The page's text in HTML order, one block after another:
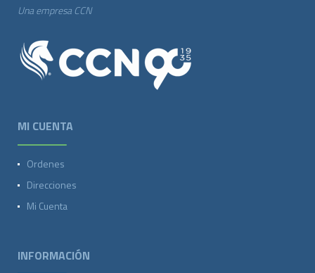
Una empresa CCN
MI CUENTA
Ordenes
Direcciones
Mi Cuenta
INFORMACIÓN